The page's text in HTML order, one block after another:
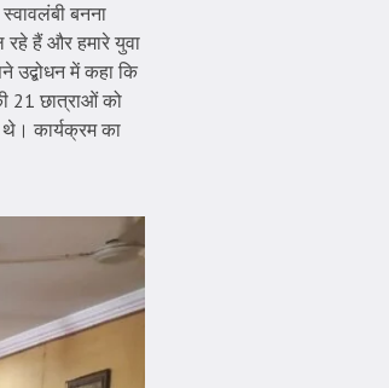
बनना
रहे हैं और हमारे युवा
उद्बोधन में कहा कि
21 छात्राओं को
थे। कार्यक्रम का